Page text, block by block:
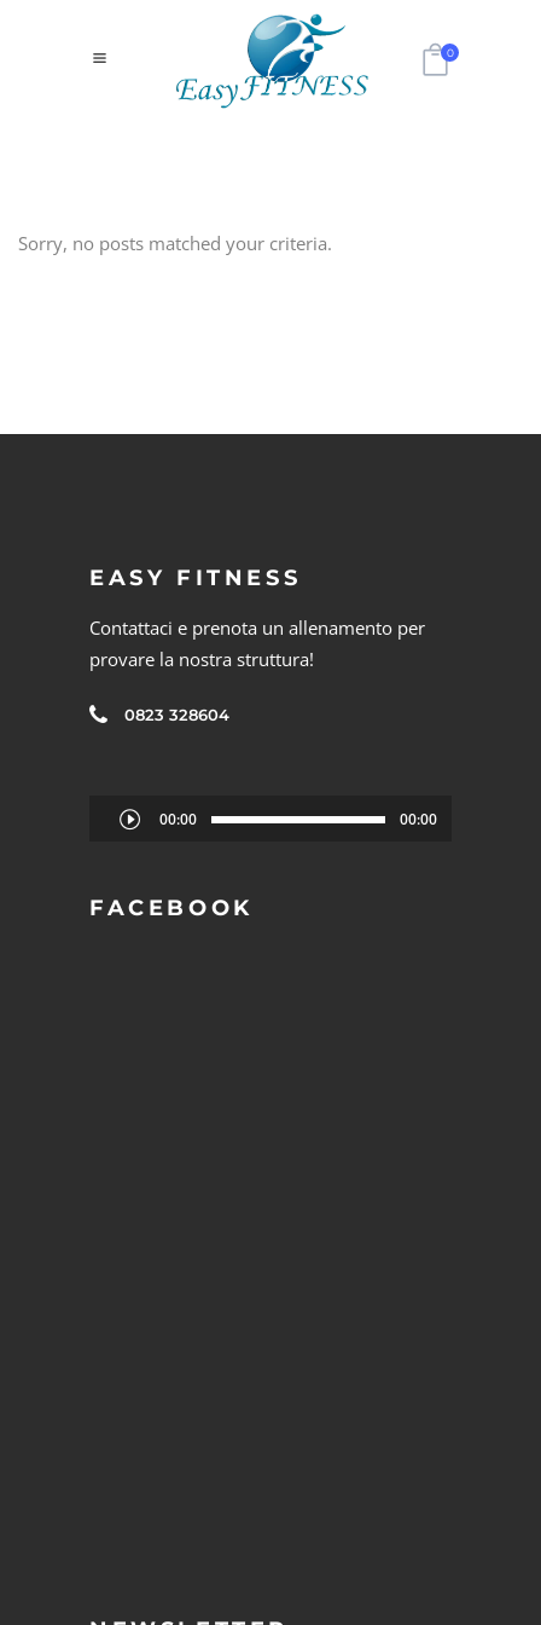
0
Sorry, no posts matched your criteria.
EASY FITNESS
Contattaci e prenota un allenamento per
provare la nostra struttura!
0823 328604
Audio
00:00 00:00
FACEBOOK